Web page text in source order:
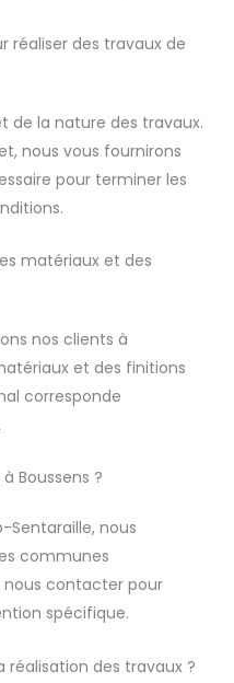
réaliser des travaux de
de la nature des travaux.
nous vous fournirons
pour terminer les
matériaux et des
nos clients à
et des finitions
corresponde
Boussens ?
Sentaraille, nous
communes
nous contacter pour
spécifique.
réalisation des travaux ?